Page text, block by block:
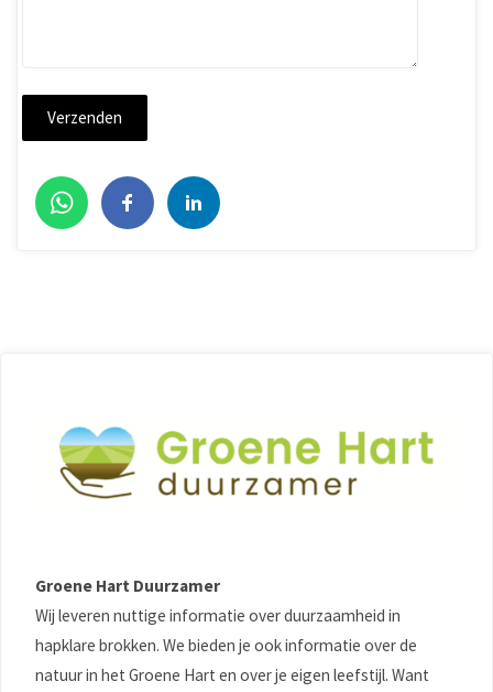
Groene Hart Duurzamer
Wij leveren nuttige informatie over duurzaamheid in
hapklare brokken. We bieden je ook informatie over de
natuur in het Groene Hart en over je eigen leefstijl. Want